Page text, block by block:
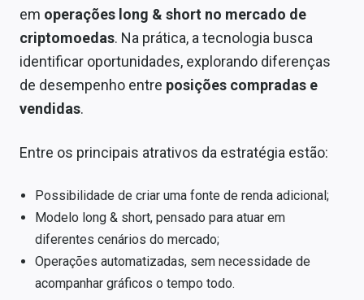
em operações long & short no mercado de
criptomoedas. Na prática, a tecnologia busca
identificar oportunidades, explorando diferenças
de desempenho entre posições compradas e
vendidas.
Entre os principais atrativos da estratégia estão:
Possibilidade de criar uma fonte de renda adicional;
Modelo long & short, pensado para atuar em
diferentes cenários do mercado;
Operações automatizadas, sem necessidade de
acompanhar gráficos o tempo todo.